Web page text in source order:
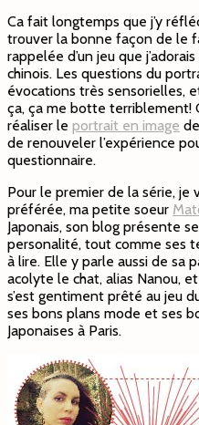
Ca fait longtemps que j’y
trouver la bonne façon de le
rappelée d’un jeu que
chinois. Les questions du
évocations très sensorielles,
ça, ça me botte terriblement!
réaliser le portrait en image
de renouveler l’expérience
questionnaire.
Pour le premier de la série, je
préférée, ma petite soeur
Japonais, son blog présente
personalité, tout comme ses
à lire. Elle y parle aussi de sa
acolyte le chat, alias Nanou,
s’est gentiment prêté au jeu
ses bons plans mode et ses
Japonaises à Paris.